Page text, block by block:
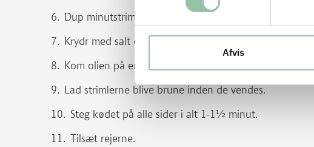
Afvis
Dup minutstrimlerne tørre med køkkenrulle.
Krydr med salt og peber.
Kom olien på en meget varm wok eller pande, kom
Lad strimlerne blive brune inden de vendes.
Steg kødet på alle sider i alt 1-1½ minut.
Tilsæt rejerne.